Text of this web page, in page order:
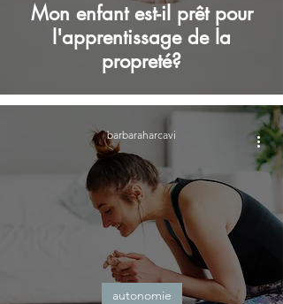
Mon enfant est-il prêt pour
l'apprentissage de la
propreté?
autonomie
barbaraharcavi